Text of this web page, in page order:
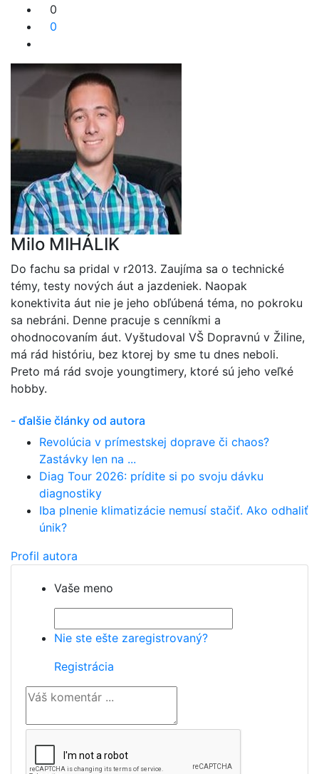
0
0
Milo MIHÁLIK
Do fachu sa pridal v r2013. Zaujíma sa o technické
témy, testy nových áut a jazdeniek. Naopak
konektivita áut nie je jeho obľúbená téma, no pokroku
sa nebráni. Denne pracuje s cenníkmi a
ohodnocovaním áut. Vyštudoval VŠ Dopravnú v Žiline,
má rád históriu, bez ktorej by sme tu dnes neboli.
Preto má rád svoje youngtimery, ktoré sú jeho veľké
hobby.
- ďalšie články od autora
Revolúcia v prímestskej doprave či chaos?
Zastávky len na ...
Diag Tour 2026: prídite si po svoju dávku
diagnostiky
Iba plnenie klimatizácie nemusí stačiť. Ako odhaliť
únik?
Profil autora
Vaše meno
Nie ste ešte zaregistrovaný?
Registrácia